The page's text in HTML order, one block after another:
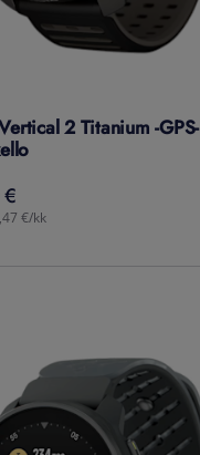
2 Titanium -GPS-
€
€/kk